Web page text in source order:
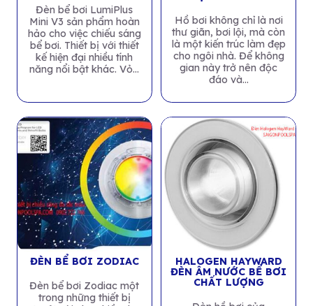
Đèn bể bơi LumiPlus
Mini V3 sản phẩm hoàn
hảo cho việc chiếu sáng
bể bơi. Thiết bị với thiết
kế hiện đại nhiều tính
năng nổi bật khác. Vỏ...
Hồ bơi không chỉ là nơi
thư giãn, bơi lội, mà còn
là một kiến trúc làm đẹp
cho ngôi nhà. Để không
gian này trở nên độc
đáo và...
ĐÈN BỂ BƠI ZODIAC
Đèn bể bơi Zodiac một
trong những thiết bị
HALOGEN HAYWARD
ĐÈN ÂM NƯỚC BỂ BƠI
CHẤT LƯỢNG